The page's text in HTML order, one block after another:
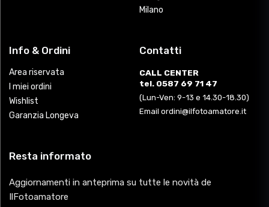
Milano
Info & Ordini
Area riservata
I miei ordini
Wishlist
Garanzia Longeva
Contatti
CALL CENTER
tel. 0587 69 71 47
(Lun-Ven: 9-13 e 14.30-18.30)
Email ordini@ilfotoamatore.it
Resta informato
Aggiornamenti in anteprima su tutte le novità de
IlFotoamatore